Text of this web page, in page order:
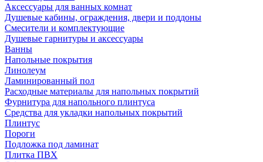
Аксессуары для ванных комнат
Душевые кабины, ограждения, двери и поддоны
Смесители и комплектующие
Душевые гарнитуры и аксессуары
Ванны
Напольные покрытия
Линолеум
Ламинированный пол
Расходные материалы для напольных покрытий
Фурнитура для напольного плинтуса
Средства для укладки напольных покрытий
Плинтус
Пороги
Подложка под ламинат
Плитка ПВХ